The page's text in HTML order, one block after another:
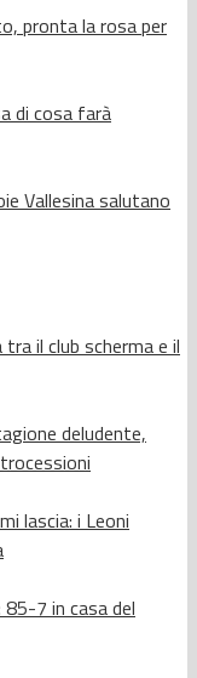
pronta la rosa per
di cosa farà
Vallesina salutano
il club scherma e il
deludente,
lascia: i Leoni
7 in casa del